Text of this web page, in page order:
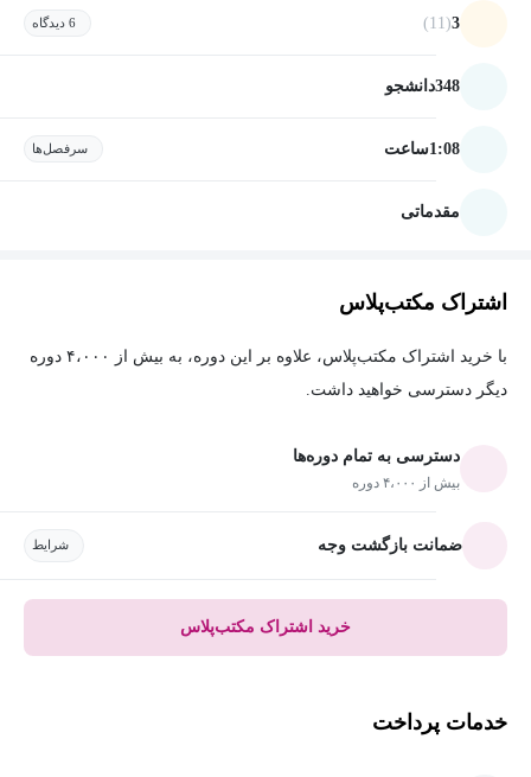
3
(11) 6 دیدگاه
348دانشجو
1:08ساعت سرفصل‌ها
مقدماتی
اشتراک مکتب‌پلاس
با خرید اشتراک مکتب‌پلاس، علاوه بر این دوره، به بیش از ۴،۰۰۰ دوره
دیگر دسترسی خواهید داشت.
دسترسی به تمام دوره‌ها
بیش از ۴،۰۰۰ دوره
ضمانت بازگشت وجه شرایط
خرید اشتراک مکتب‌پلاس
خدمات پرداخت